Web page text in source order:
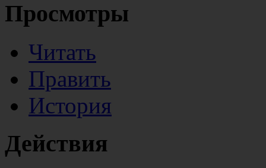
Просмотры
Читать
Править
История
Действия